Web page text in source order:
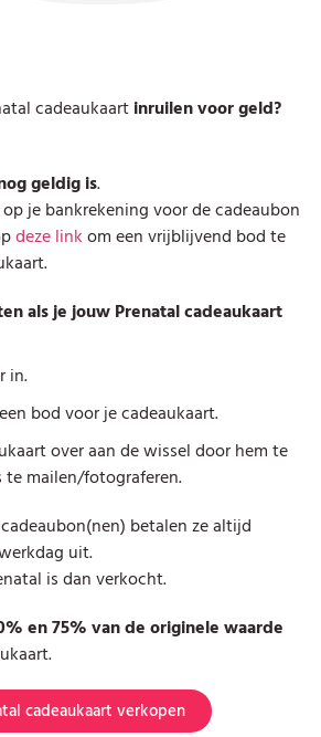
cadeaukaartinruilen voor geld?
geldig is.
je bankrekening voor de cadeaubon
deze linkom een vrijblijvend bod te
als je jouw Prenatal cadeaukaart
in.
bod voor je cadeaukaart.
over aan de wissel door hem te
te mailen/fotograferen.
betalen ze altijd
uit.
is dan verkocht.
en 75% van de originele waarde
cadeaukaart verkopen